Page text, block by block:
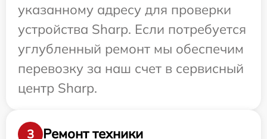
указанному адресу для проверки
устройства Sharp. Если потребуется
углубленный ремонт мы обеспечим
перевозку за наш счет в сервисный
центр Sharp.
3
Ремонт техники